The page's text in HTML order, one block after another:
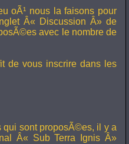
oÃ¹ nous la faisons pour
Â« Discussion Â» de
avec le nombre de
de vous inscrire dans les
qui sont proposÃ©es, il y a
Â« Sub Terra Ignis Â»